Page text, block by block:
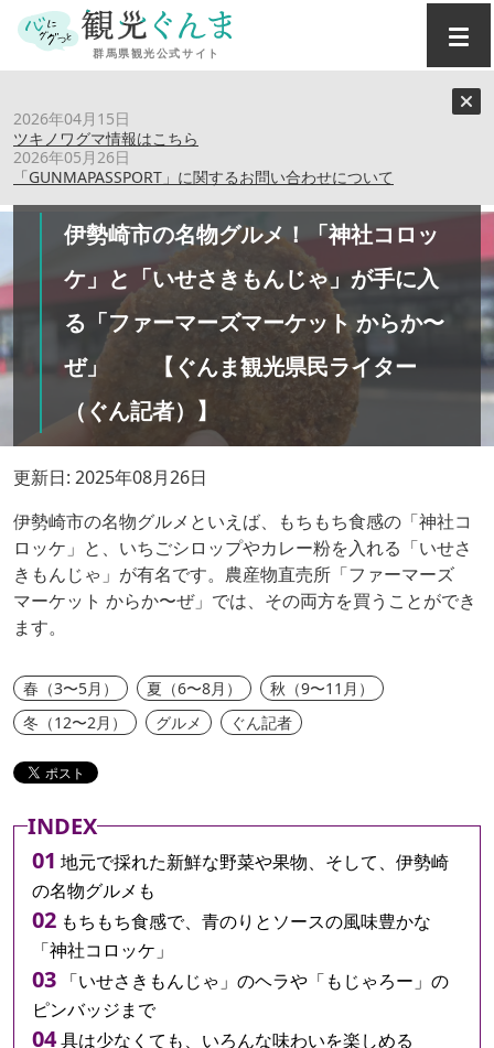
2026年04月15日
ツキノワグマ情報はこちら
2026年05月26日
「GUNMAPASSPORT」に関するお問い合わせについて
伊勢崎市の名物グルメ！「神社コロッケ」と「いせさきもん
じゃ」が手に入る「ファーマーズマーケット からか〜
ぜ」 【ぐんま観光県民ライター（ぐん記者）】
伊勢崎市の名物グルメ！「神社コロッ
ケ」と「いせさきもんじゃ」が手に入
る「ファーマーズマーケット からか〜
ぜ」 【ぐんま観光県民ライター
（ぐん記者）】
更新日: 2025年08月26日
伊勢崎市の名物グルメといえば、もちもち食感の「神社コ
ロッケ」と、いちごシロップやカレー粉を入れる「いせさ
きもんじゃ」が有名です。農産物直売所「ファーマーズ
マーケット からか〜ぜ」では、その両方を買うことができ
ます。
春（3〜5月） 夏（6〜8月）
秋（9〜11月）
冬（12〜2月）
グルメ ぐん記者
INDEX
地元で採れた新鮮な野菜や果物、そして、伊勢崎
の名物グルメも
もちもち食感で、青のりとソースの風味豊かな
「神社コロッケ」
「いせさきもんじゃ」のヘラや「もじゃろー」の
ピンバッジまで
具は少なくても、いろんな味わいを楽しめる